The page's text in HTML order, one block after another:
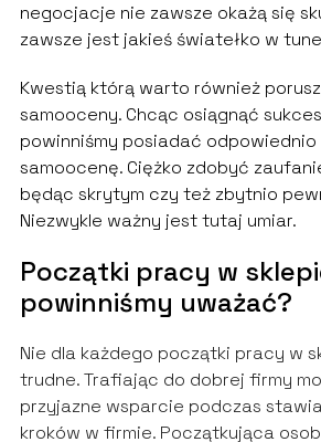
negocjacje nie zawsze okażą się
zawsze jest jakieś światełko w
Kwestią którą warto również
samooceny. Chcąc osiągnąć
powinniśmy posiadać odpowiednio
samoocenę. Ciężko zdobyć
będąc skrytym czy też zbytnio
Niezwykle ważny jest tutaj umiar.
Początki pracy w
powinniśmy uważać?
Nie dla każdego początki pracy w
trudne. Trafiając do dobrej firmy
przyjazne wsparcie podczas
kroków w firmie. Początkująca